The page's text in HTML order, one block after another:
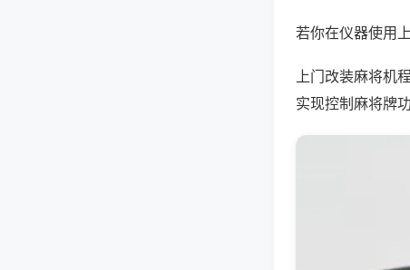
若你在仪器使用
上门改装麻将机
实现控制麻将牌